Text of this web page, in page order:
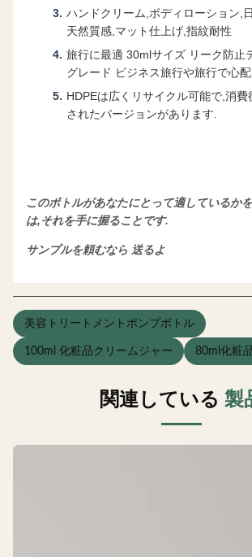
ハンドクリーム,ボディローション,
天然質感,マット仕上げ,指紋耐性
旅行に最適 30mlサイズ リーク防止
グレード ビジネス旅行や旅行で心配
HDPEは広くリサイクル可能で,消
されたバージョンがあります.
このボトルがあなたにとって適しているか
は,それを手に握ることです.
サンプルを頼むなら 送るよ
美容トリートメントポンプボトル
100ml 化粧品クリームジャー 80ml化粧
関連している 製